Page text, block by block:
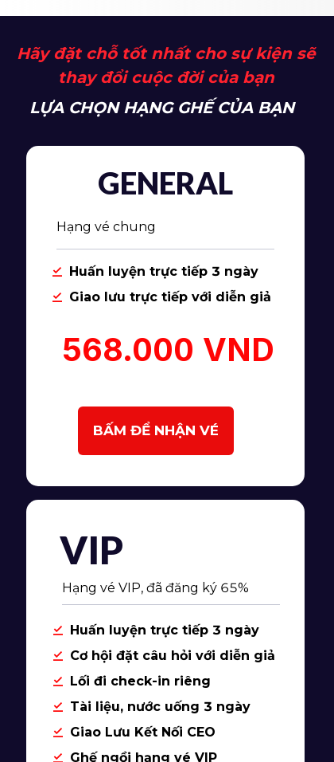
Hãy đặt chỗ tốt nhất cho sự kiện sẽ
thay đổi cuộc đời của bạn
LỰA CHỌN HẠNG GHẾ CỦA BẠN
GENERAL
Hạng vé chung
Huấn luyện trực tiếp 3 ngày
Giao lưu trực tiếp với diễn giả
BẤM ĐỂ NHẬN VÉ
568.000 VND
VIP
Hạng vé VIP, đã đăng ký 65%
Huấn luyện trực tiếp 3 ngày
Cơ hội đặt câu hỏi với diễn giả
Lối đi check-in riêng
Tài liệu, nước uống 3 ngày
Giao Lưu Kết Nối CEO
Ghế ngồi hạng vé VIP